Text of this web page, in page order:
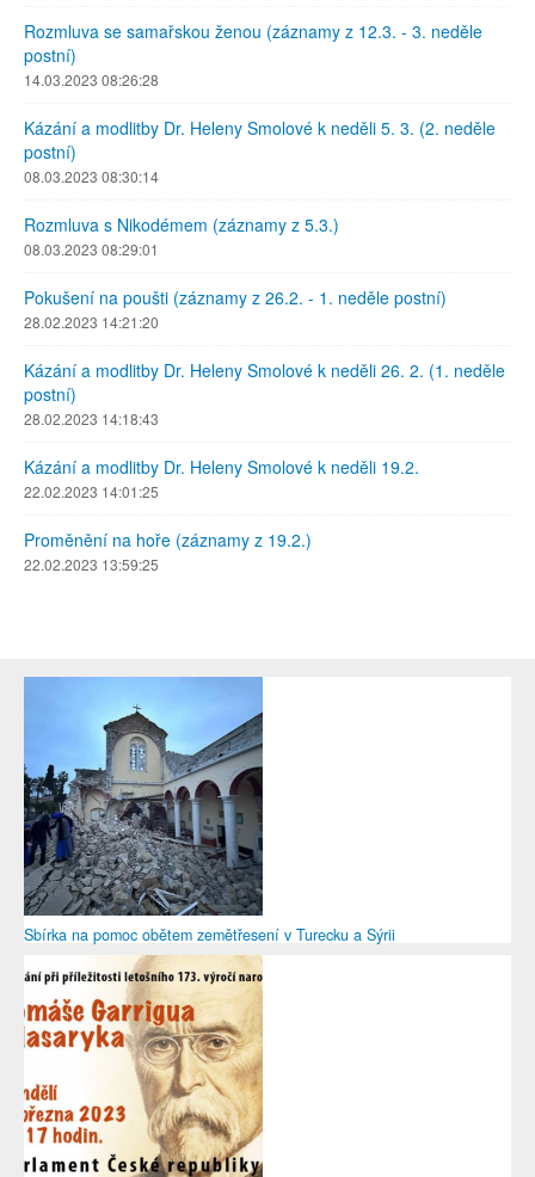
Rozmluva se samařskou ženou (záznamy z 12.3. - 3. neděle
postní)
14.03.2023 08:26:28
Kázání a modlitby Dr. Heleny Smolové k neděli 5. 3. (2. neděle
postní)
08.03.2023 08:30:14
Rozmluva s Nikodémem (záznamy z 5.3.)
08.03.2023 08:29:01
Pokušení na poušti (záznamy z 26.2. - 1. neděle postní)
28.02.2023 14:21:20
Kázání a modlitby Dr. Heleny Smolové k neděli 26. 2. (1. neděle
postní)
28.02.2023 14:18:43
Kázání a modlitby Dr. Heleny Smolové k neděli 19.2.
22.02.2023 14:01:25
Proměnění na hoře (záznamy z 19.2.)
22.02.2023 13:59:25
Sbírka na pomoc obětem zemětřesení v Turecku a Sýrii